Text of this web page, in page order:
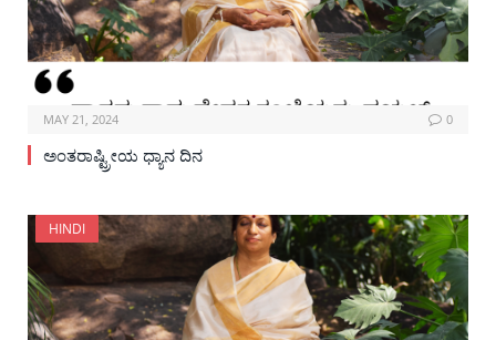
MAY 21, 2024 0
ಅಂತರಾಷ್ಟ್ರೀಯ ಧ್ಯಾನ ದಿನ
HINDI